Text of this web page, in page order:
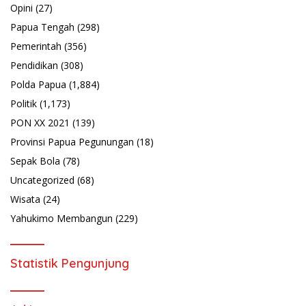
Opini (27)
Papua Tengah (298)
Pemerintah (356)
Pendidikan (308)
Polda Papua (1,884)
Politik (1,173)
PON XX 2021 (139)
Provinsi Papua Pegunungan (18)
Sepak Bola (78)
Uncategorized (68)
Wisata (24)
Yahukimo Membangun (229)
Statistik Pengunjung